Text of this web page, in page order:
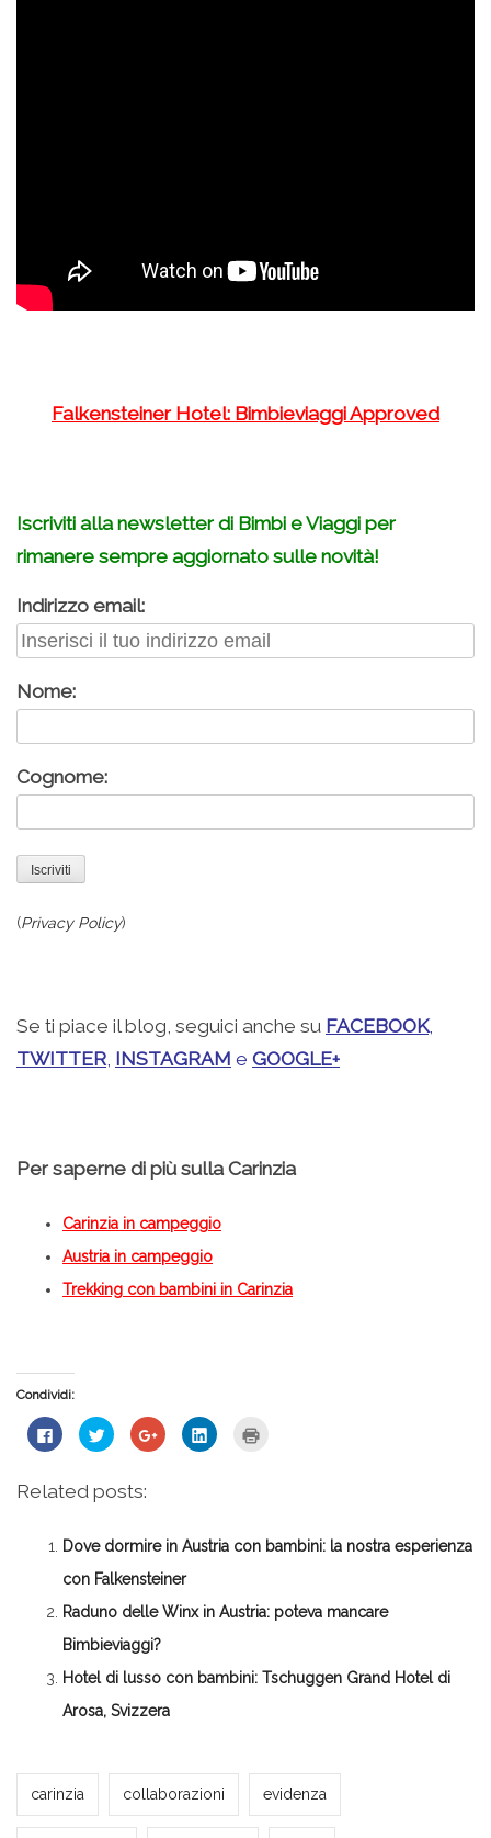
Falkensteiner Hotel: Bimbieviaggi Approved
Iscriviti alla newsletter di Bimbi e Viaggi per
rimanere sempre aggiornato sulle novità!
Indirizzo email:
Nome:
Cognome:
(Privacy Policy)
Se ti piace il blog, seguici anche su FACEBOOK,
TWITTER, INSTAGRAM e GOOGLE+
Per saperne di più sulla Carinzia
Carinzia in campeggio
Austria in campeggio
Trekking con bambini in Carinzia
Condividi:
Fai
clic
su
Facebook
in
una
finestra)
Fai
clic
condividere
su
apre
in
nuova
finestra)
Fai
clic
apre
in
nuova
finestra)
Fai
clic
apre
in
una
nuova
Related posts:
Dove dormire in Austria con bambini: la nostra esperienza
con Falkensteiner
Raduno delle Winx in Austria: poteva mancare
Bimbieviaggi?
Hotel di lusso con bambini: Tschuggen Grand Hotel di
Arosa, Svizzera
Milena Marchioni
carinzia
collaborazioni evidenza